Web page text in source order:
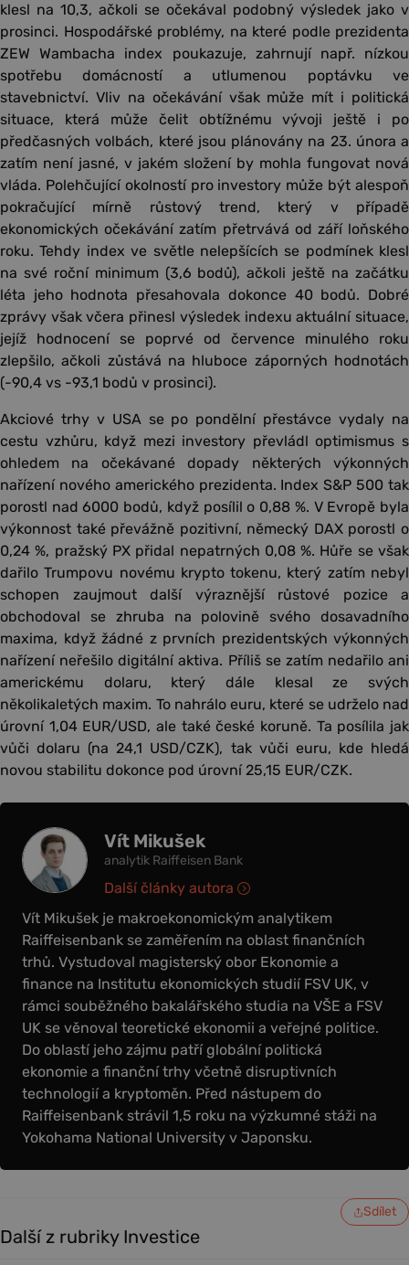
klesl na 10,3, ačkoli se očekával podobný výsledek jako v
prosinci. Hospodářské problémy, na které podle prezidenta
ZEW Wambacha index poukazuje, zahrnují např. nízkou
spotřebu domácností a utlumenou poptávku ve
stavebnictví. Vliv na očekávání však může mít i politická
situace, která může čelit obtížnému vývoji ještě i po
předčasných volbách, které jsou plánovány na 23. února a
zatím není jasné, v jakém složení by mohla fungovat nová
vláda. Polehčující okolností pro investory může být alespoň
pokračující mírně růstový trend, který v případě
ekonomických očekávání zatím přetrvává od září loňského
roku. Tehdy index ve světle nelepšících se podmínek klesl
na své roční minimum (3,6 bodů), ačkoli ještě na začátku
léta jeho hodnota přesahovala dokonce 40 bodů. Dobré
zprávy však včera přinesl výsledek indexu aktuální situace,
jejíž hodnocení se poprvé od července minulého roku
zlepšilo, ačkoli zůstává na hluboce záporných hodnotách
(-90,4 vs -93,1 bodů v prosinci).
Akciové trhy v USA se po pondělní přestávce vydaly na
cestu vzhůru, když mezi investory převládl optimismus s
ohledem na očekávané dopady některých výkonných
nařízení nového amerického prezidenta. Index S&P 500 tak
porostl nad 6000 bodů, když posílil o 0,88 %. V Evropě byla
výkonnost také převážně pozitivní, německý DAX porostl o
0,24 %, pražský PX přidal nepatrných 0,08 %. Hůře se však
dařilo Trumpovu novému krypto tokenu, který zatím nebyl
schopen zaujmout další výraznější růstové pozice a
obchodoval se zhruba na polovině svého dosavadního
maxima, když žádné z prvních prezidentských výkonných
nařízení neřešilo digitální aktiva. Příliš se zatím nedařilo ani
americkému dolaru, který dále klesal ze svých
několikaletých maxim. To nahrálo euru, které se udrželo nad
úrovní 1,04 EUR/USD, ale také české koruně. Ta posílila jak
vůči dolaru (na 24,1 USD/CZK), tak vůči euru, kde hledá
novou stabilitu dokonce pod úrovní 25,15 EUR/CZK.
Vít Mikušek
analytik Raiffeisen Bank
Vít Mikušek je makroekonomickým analytikem
Raiffeisenbank se zaměřením na oblast finančních
trhů. Vystudoval magisterský obor Ekonomie a
finance na Institutu ekonomických studií FSV UK, v
rámci souběžného bakalářského studia na VŠE a FSV
UK se věnoval teoretické ekonomii a veřejné politice.
Do oblastí jeho zájmu patří globální politická
ekonomie a finanční trhy včetně disruptivních
technologií a kryptoměn. Před nástupem do
Raiffeisenbank strávil 1,5 roku na výzkumné stáži na
Yokohama National University v Japonsku.
Další články autora
Sdílet
Další z rubriky Investice